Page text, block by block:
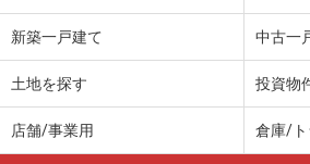
新築一戸建て 中古一
土地を探す 投資物
店舗/事業用 倉庫/ト